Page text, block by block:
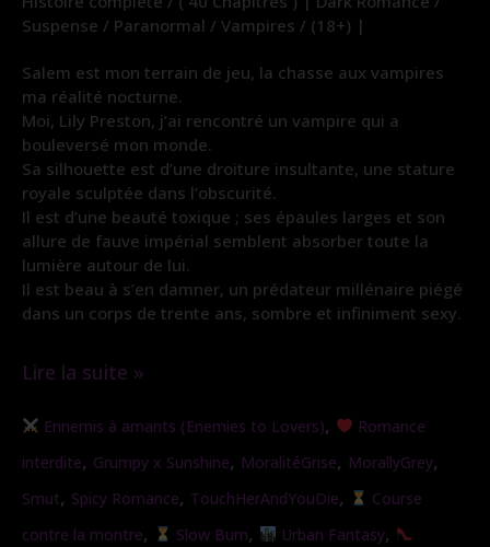
Suspense / Paranormal / Vampires / (18+) |
Salem est mon terrain de jeu, la chasse aux vampires
ma réalité nocturne.
Moi, Lily Preston, j’ai rencontré un vampire qui a
bouleversé mon monde.
Sa silhouette est d’une droiture insultante, une stature
royale sculptée dans l’obscurité.
Il est d’une beauté toxique ; ses épaules larges et son
allure de fauve impérial semblent absorber toute la
lumière autour de lui.
Il est beau à s’en damner, un prédateur millénaire piégé
dans un corps de trente ans, sombre et infiniment sexy.
Vampire
(Nouvelle
Lire la suite »
Ennemis à amants (Enemies to Lovers),
Romance
interdite, Grumpy x Sunshine, MoralitéGrise, MorallyGrey,
Smut, Spicy Romance, TouchHerAndYouDie,
Course
contre la montre, Slow Burn, Urban Fantasy,